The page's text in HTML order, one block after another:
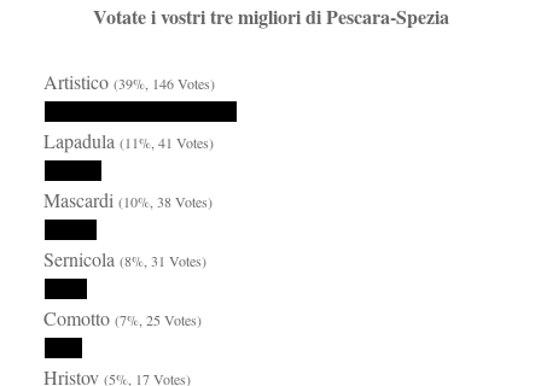
Votate i vostri tre migliori di Pescara-Spezia
Artistico(39%, 146 Votes)
Lapadula(11%, 41 Votes)
Mascardi(10%, 38 Votes)
Sernicola(8%, 31 Votes)
Comotto(7%, 25 Votes)
Hristov(5%, 17 Votes)